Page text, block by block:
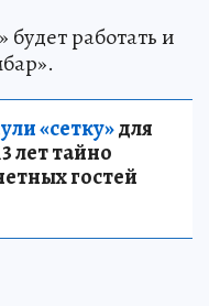
работать и
«сетку»для
лет тайно
гостей